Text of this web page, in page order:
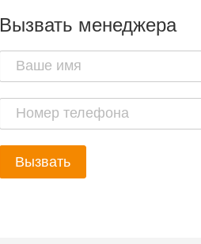
Вызвать менеджера
Вызвать